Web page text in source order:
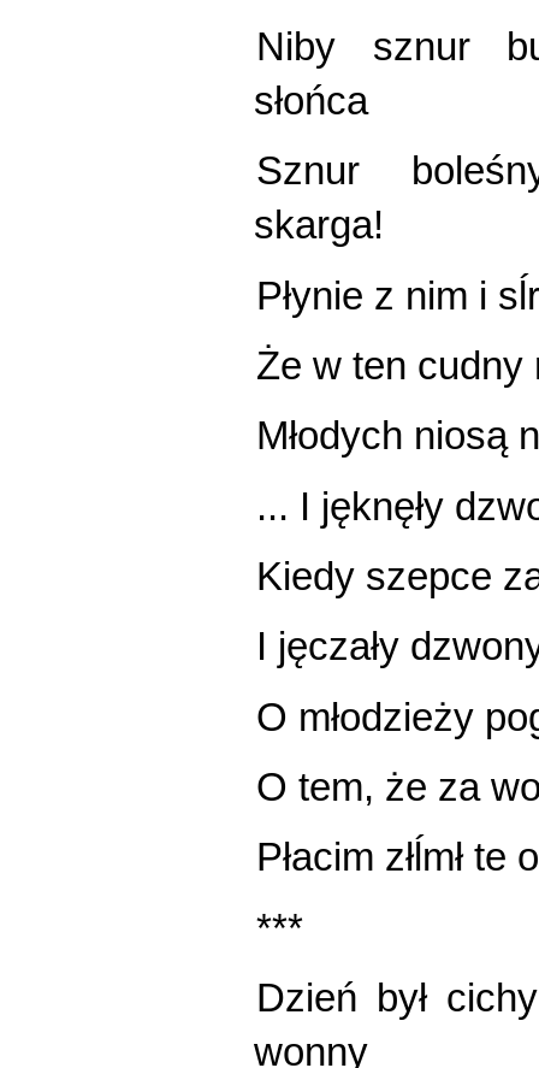
Niby sznur
słońca
Sznur
skarga!
Płynie z nim i
Że w ten cudny
Młodych niosą
... I jęknęły
Kiedy szepce
I jęczały
O młodzieży
O tem, że za
Płacim złĺmł
***
Dzień był
wonny